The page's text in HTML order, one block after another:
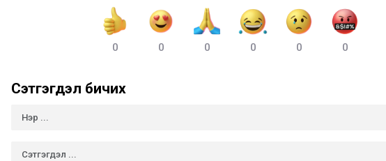
0 0 0 0 0 0
Сэтгэгдэл бичих